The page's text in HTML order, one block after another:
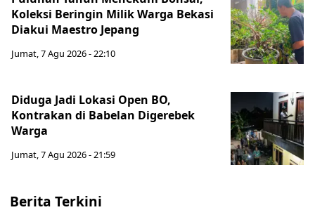
Koleksi Beringin Milik Warga Bekasi
Diakui Maestro Jepang
Jumat, 7 Agu 2026 - 22:10
Diduga Jadi Lokasi Open BO,
Kontrakan di Babelan Digerebek
Warga
Jumat, 7 Agu 2026 - 21:59
Berita Terkini